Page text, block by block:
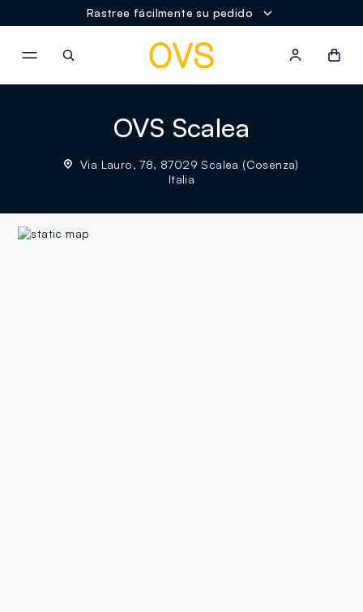
Rastree fácilmente su pedido
OVS Scalea
Via Lauro, 78, 87029 Scalea (Cosenza)
Italia